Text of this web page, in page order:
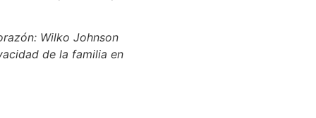
Wilko Johnson
de la familia en